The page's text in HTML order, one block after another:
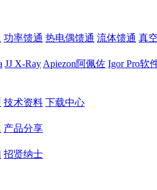
功率馈通 热电偶馈通 流体馈通 真
JJ X-Ray Apiezon阿佩佐 Igor Pro软
技术资料 下载中心
产品分享
招贤纳士